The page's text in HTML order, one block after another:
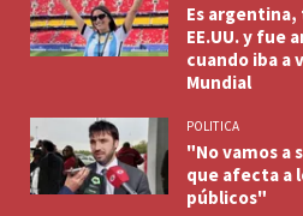
Es
EE.UU. y fue
cuando iba a
Mundial
POLITICA
"No vamos a
que afecta a
públicos"